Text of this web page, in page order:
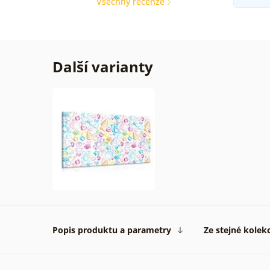
Další varianty
Popis produktu a parametry Ze stejné